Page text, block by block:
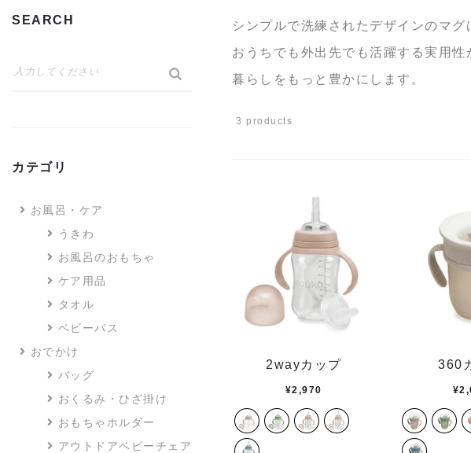
シンプルで洗練されたデザインのマ
おうちでも外出先でも活躍する実用
暮らしをもっと豊かにします。
3 products
2wayカップ
¥2,970
360
¥
SEARCH
カテゴリ
お風呂・ケア
うきわ
お風呂のおもちゃ
ケア用品
タオル
ベビーバス
おでかけ
バッグ
おくるみ・ひざ掛け
おもちゃホルダー
アウトドアベビーチェア